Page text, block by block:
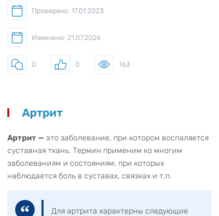
Проверено: 17.01.2023
Изменено: 21.07.2026
0 0 763
Артрит
Артрит — это заболевание, при котором воспаляется
суставная ткань. Термин применим ко многим
заболеваниям и состояниям, при которых
наблюдается боль в суставах, связках и т.п.
Для артрита характерны следующие